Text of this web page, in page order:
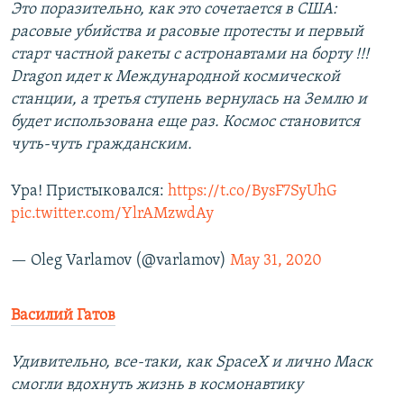
Это поразительно, как это сочетается в США:
расовые убийства и расовые протесты и первый
старт частной ракеты c астронавтами на борту !!!
Dragon идет к Международной космической
станции, а третья ступень вернулась на Землю и
будет использована еще раз. Космос становится
чуть-чуть гражданским.
Ура! Пристыковался: https://t.co/BysF7SyUhG
pic.twitter.com/YlrAMzwdAy
— Oleg Varlamov (@varlamov) May 31, 2020
Василий Гатов
Удивительно, все-таки, как SpaceX и лично Маск
смогли вдохнуть жизнь в космонавтику